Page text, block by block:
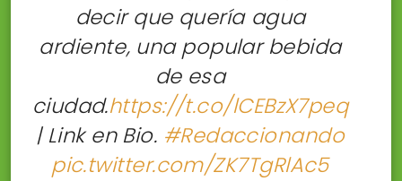
decir que quería agua
ardiente, una popular bebida
de esa
ciudad.https://t.co/lCEBzX7peq
| Link en Bio. #Redaccionando
pic.twitter.com/ZK7TgRlAc5